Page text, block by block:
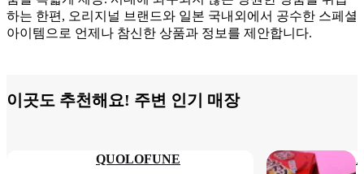
하는 한편, 오리지널 브랜드와 일본 국내외에서 공수한 스페셜
아이템으로 언제나 참신한 상품과 정보를 제안합니다.
이곳도 추천해요! 주변 인기 매장
QUOLOFUNE